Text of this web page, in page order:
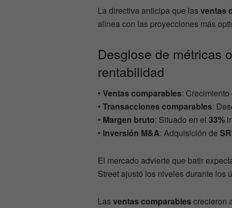
La directiva anticipa que lasventas
alinea con las proyecciones más
Desglose de métricas
rentabilidad
• Ventas comparables: Crecimiento
• Transacciones comparables:
• Margen bruto: Situado en el 33%
• Inversión M&A: Adquisición de
El mercado advierte que batir
Street ajustó los niveles durante los
Lasventas comparables crecieron